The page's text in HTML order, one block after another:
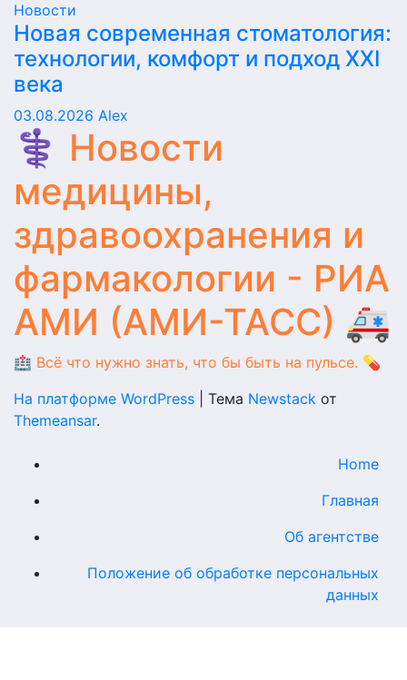
Новости
Новая современная стоматология:
технологии, комфорт и подход XXI
века
03.08.2026 Alex
⚕️ Новости
медицины,
здравоохранения и
фармакологии - РИА
АМИ (АМИ-ТАСС) 🚑
🏥 Всё что нужно знать, что бы быть на пульсе. 💊
На платформе WordPress
Тема Newstack от
Themeansar.
Home
Главная
Об агентстве
Положение об обработке персональных
данных